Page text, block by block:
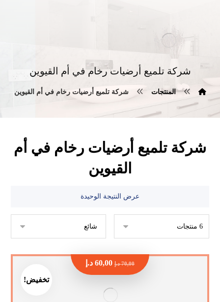
شركة تلميع أرضيات رخام في أم القيوين
المنتجات شركة تلميع أرضيات رخام في أم القيوين
شركة تلميع أرضيات رخام في أم
القيوين
عرض النتيجة الوحيدة
تخفيض!
70,00 د.إ 60,00 د.إ